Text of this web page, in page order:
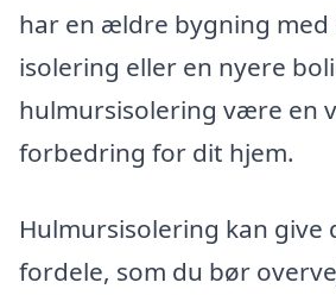
har en ældre bygning
isolering eller en nyere
hulmursisolering være en
forbedring for dit hjem.
Hulmursisolering kan give
fordele, som du bør